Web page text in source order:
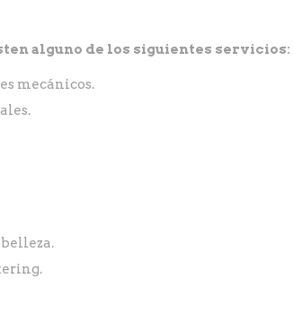
alguno de los siguientes servicios:
mecánicos.